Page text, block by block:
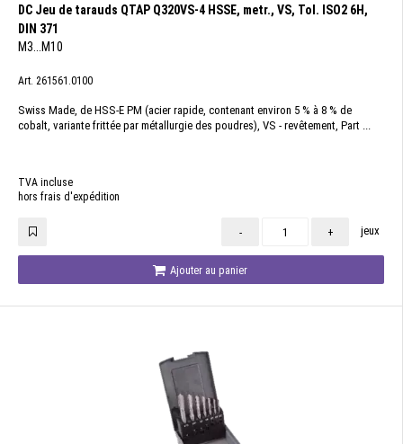
DC Jeu de tarauds QTAP Q320VS-4 HSSE, metr., VS, Tol. ISO2 6H,
DIN 371
M3...M10
Art. 261561.0100
Swiss Made, de HSS-E PM (acier rapide, contenant environ 5 % à 8 % de
cobalt, variante frittée par métallurgie des poudres), VS - revêtement, Part ...
TVA incluse
hors frais d'expédition
- + jeux
Ajouter au panier